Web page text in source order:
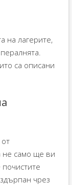
на лагерите,
са описани
от
не само ще ви
чрез